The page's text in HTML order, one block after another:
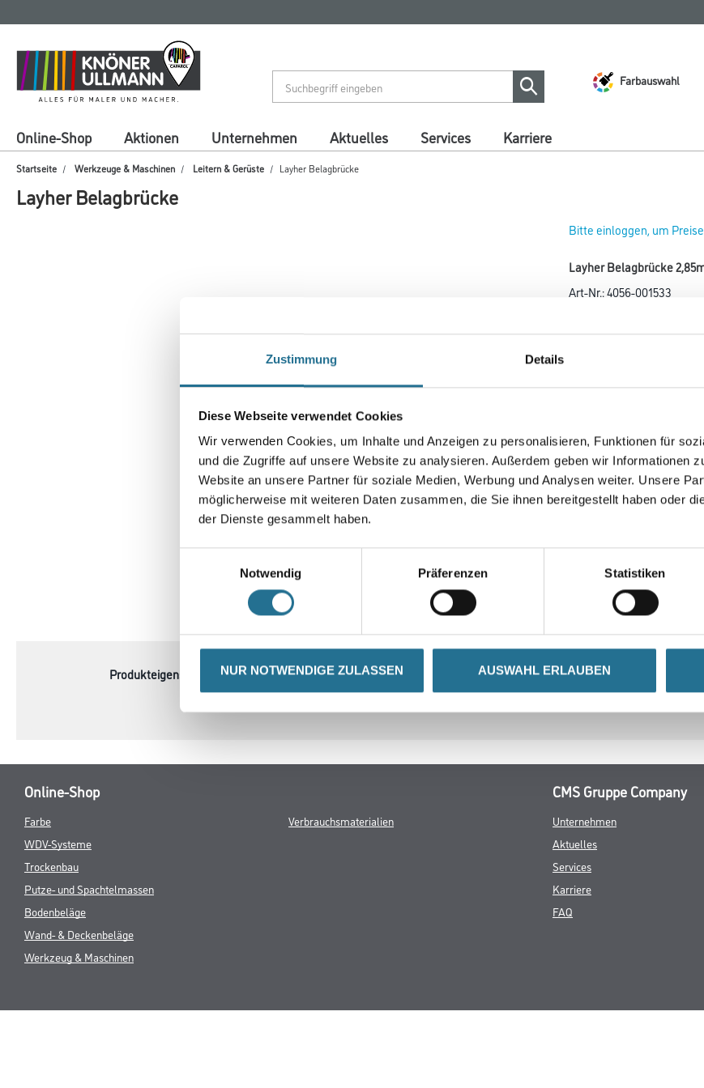
Zustimmung Details
Diese Webseite verwendet Cookies
Wir verwenden Cookies, um Inhalte und Anzeigen zu personalisieren, Funktionen für
und die Zugriffe auf unsere Website zu analysieren. Außerdem geben wir Informationen
Website an unsere Partner für soziale Medien, Werbung und Analysen weiter. Unsere
möglicherweise mit weiteren Daten zusammen, die Sie ihnen bereitgestellt haben oder
der Dienste gesammelt haben.
Notwendig
Präferenzen Statistiken
NUR NOTWENDIGE ZULASSEN AUSWAHL ERLAUBEN
springen
springen
Farbauswahl
Online-Shop Aktionen Unternehmen Aktuelles Services Karriere
Startseite Werkzeuge & Maschinen Leitern & Gerüste Layher Belagbrücke
Layher Belagbrücke
Bitte einloggen, um
Layher Belagbrücke
Art-Nr.:4056-001533
Aluminium-Rahmen mit
Umrechnungsfaktoren
CURRENT
TAB:
PRODUKTEIGENSCHAFTEN ZUSATZINFOS
Produkteigenschaft - Material: Aluminium
Online-Shop
Farbe
WDV-Systeme
Trockenbau
Putze- und Spachtelmassen
Bodenbeläge
Wand- & Deckenbeläge
Werkzeug & Maschinen
Verbrauchsmaterialien
CMS Gruppe Company
Unternehmen
Aktuelles
Services
Karriere
FAQ